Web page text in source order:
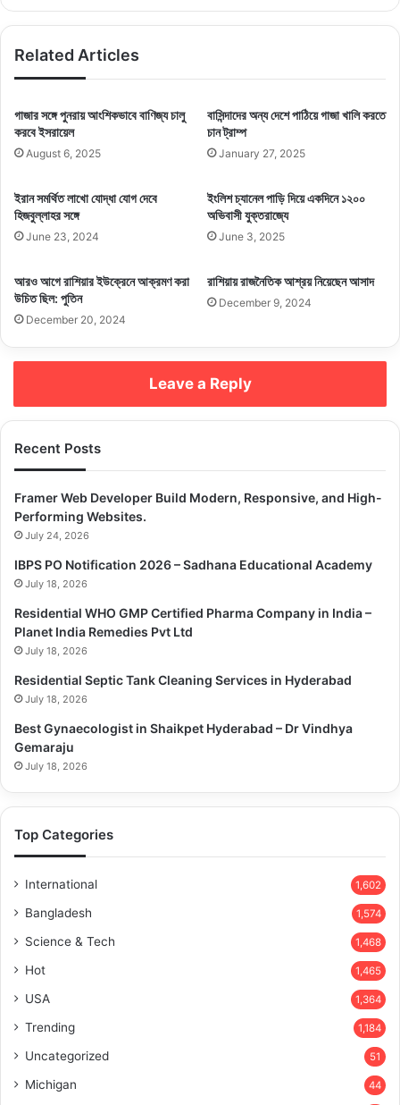
আনছেন বিরোধী দলের এমপিরা। আগামীকাল বৃহস্পতিবারেই এটি পার্লামেন্টে উত্থাপন করা
দক্ষিণ কোরিয়ার সর্ববৃহৎ বিরোধী দল ডেমোক্রেটিক পার্টি। প্রেসিডেন্ট ইউনের বিরুদ্ধে
Related Articles
গৃহযুদ্ধের মুখে দাঁড়িয়ে পাকিস্তান
November 25, 2024
হুমকির মুখে বিশ্ব ব্যবস্থা, সতর্কবার্তা ব্রিটিশ-মার্কিন
Related Articles
গাজার সঙ্গে পুনরায় আংশিকভাবে বাণিজ্য চালু
করবে ইসরায়েল
August 6, 2025
বাসিন্দাদের অন্য দেশে পাঠিয়ে গাজা খালি করতে
চান ট্রাম্প
January 27, 2025
ইরান সমর্থিত লাখো যোদ্ধা যোগ দেবে
হিজবুল্লাহর সঙ্গে
June 23, 2024
ইংলিশ চ্যানেল পাড়ি দিয়ে একদিনে ১২০০
অভিবাসী যুক্তরাজ্যে
June 3, 2025
আরও আগে রাশিয়ার ইউক্রেনে আক্রমণ করা
উচিত ছিল: পুতিন
December 20, 2024
রাশিয়ায় রাজনৈতিক আশ্রয় নিয়েছেন আসাদ
December 9, 2024
Leave a Reply
Recent Posts
Framer Web Developer Build Modern, Responsive, and High-
Performing Websites.
July 24, 2026
IBPS PO Notification 2026 – Sadhana Educational Academy
July 18, 2026
Residential WHO GMP Certified Pharma Company in India –
Planet India Remedies Pvt Ltd
July 18, 2026
Residential Septic Tank Cleaning Services in Hyderabad
July 18, 2026
Best Gynaecologist in Shaikpet Hyderabad – Dr Vindhya
Gemaraju
July 18, 2026
Top Categories
International 1,602
Bangladesh 1,574
Science & Tech 1,468
Hot 1,465
USA 1,364
Trending 1,184
Uncategorized 51
Michigan 44